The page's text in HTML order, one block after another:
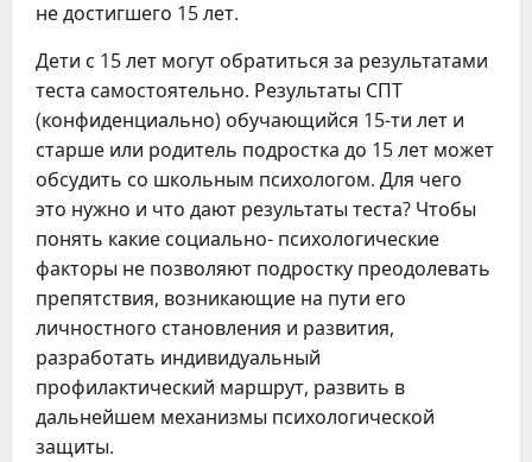
не достигшего 15 лет.
Дети с 15 лет могут обратиться за результатами
теста самостоятельно. Результаты СПТ
(конфиденциально) обучающийся 15-ти лет и
старше или родитель подростка до 15 лет может
обсудить со школьным психологом. Для чего
это нужно и что дают результаты теста? Чтобы
понять какие социально- психологические
факторы не позволяют подростку преодолевать
препятствия, возникающие на пути его
личностного становления и развития,
разработать индивидуальный
профилактический маршрут, развить в
дальнейшем механизмы психологической
защиты.